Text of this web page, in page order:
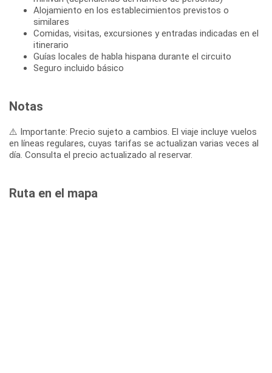
Alojamiento en los establecimientos previstos o
similares
Comidas, visitas, excursiones y entradas indicadas en el
itinerario
Guías locales de habla hispana durante el circuito
Seguro incluido básico
Notas
⚠️ Importante: Precio sujeto a cambios. El viaje incluye vuelos
en líneas regulares, cuyas tarifas se actualizan varias veces al
día. Consulta el precio actualizado al reservar.
Ruta en el mapa